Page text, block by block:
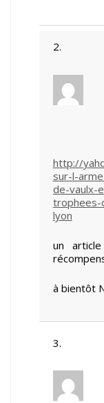
http://
sur-l-
de-vaulx-
trophees-
lyon
un
à bientôt